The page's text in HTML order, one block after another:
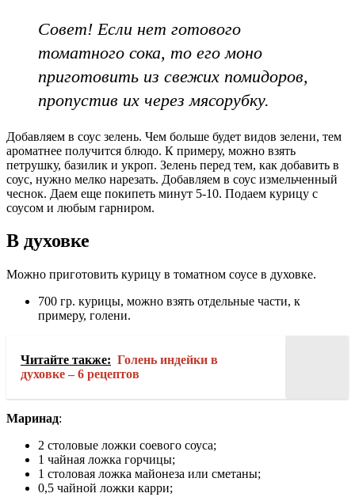
Совет! Если нет готового
томатного сока, то его моно
приготовить из свежих помидоров,
пропустив их через мясорубку.
Добавляем в соус зелень. Чем больше будет видов зелени, тем
ароматнее получится блюдо. К примеру, можно взять
петрушку, базилик и укроп. Зелень перед тем, как добавить в
соус, нужно мелко нарезать. Добавляем в соус измельченный
чеснок. Даем еще покипеть минут 5-10. Подаем курицу с
соусом и любым гарниром.
В духовке
Можно приготовить курицу в томатном соусе в духовке.
700 гр. курицы, можно взять отдельные части, к
примеру, голени.
Читайте также: Голень индейки в
духовке – 6 рецептов
Маринад:
2 столовые ложки соевого соуса;
1 чайная ложка горчицы;
1 столовая ложка майонеза или сметаны;
0,5 чайной ложки карри;